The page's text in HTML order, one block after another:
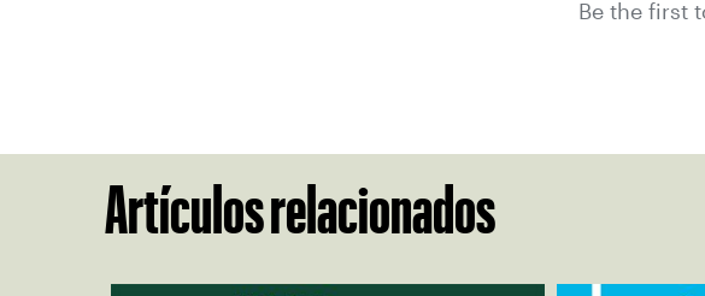
Be the first
Artículos relacionados